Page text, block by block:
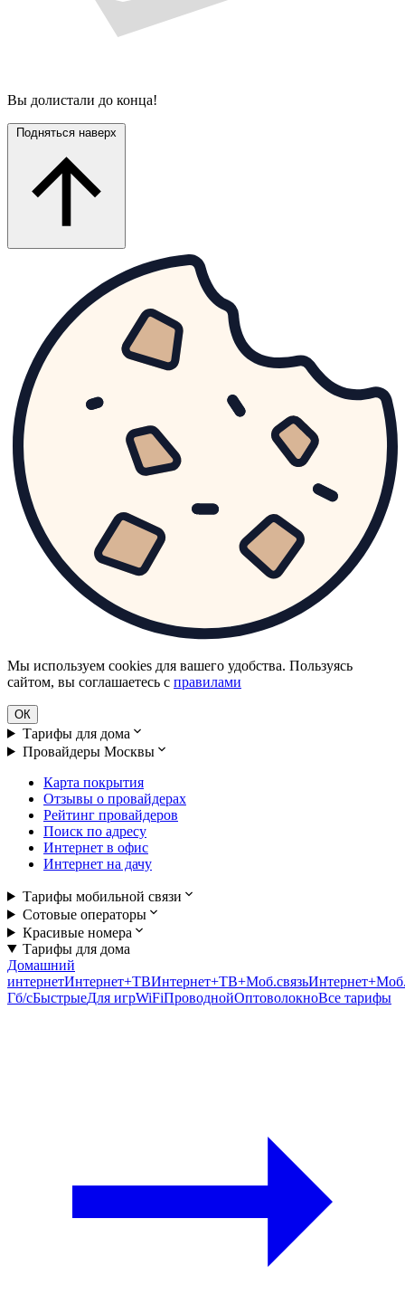
Вы долистали до конца!
Мы используем cookies для вашего удобства. Пользуясь
сайтом, вы соглашаетесь с правилами
ОК
Тарифы для дома
Провайдеры Москвы
Карта покрытия
Отзывы о провайдерах
Рейтинг провайдеров
Поиск по адресу
Интернет в офис
Интернет на дачу
Тарифы мобильной связи
Сотовые операторы
Красивые номера
Тарифы для дома
Домашний
интернетИнтернет+ТВИнтернет+ТВ+Моб.связь
Гб/cБыстрыеДля игрWiFiПроводнойОптоволокноВсе тарифы